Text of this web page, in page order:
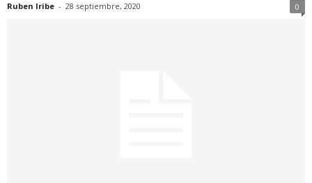
Ruben Iribe - 28 septiembre, 2020 0